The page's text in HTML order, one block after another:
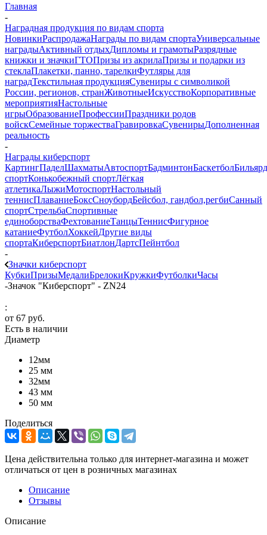
Главная
-
Наградная продукция по видам спорта
НовинкиРаспродажаНаграды по видам спортаУниверсальные
наградыАктивный отдыхДипломы и грамотыРазрядные
книжки и значкиГТОПризы из акрилаПризы и подарки из
стеклаПлакетки, панно, тарелкиФутляры для
наградТекстильная продукцияСувениры с символикой
России, регионов, странЖивотныеИскусствоКорпоративные
мероприятияНастольные
игрыОбразованиеПрофессииПраздники родов
войскСемейные торжестваГравировкаСувенирыДополненная
реальность
-
Награды киберспорт
КартингПаделШахматыАвтоспортБадминтонБаскетболБильярд
спортКонькобежный спортЛёгкая
атлетикаЛыжиМотоспортНастольный
теннисПлаваниеБоксСноубордБейсбол, гандбол,регбиСанный
спортСтрельбаСпортивные
единоборстваФехтованиеТанцыТеннисФигурное
катаниеФутболХоккейДругие виды
спортаКиберспортБиатлонДартсПейнтбол
-
Значки киберспорт
КубкиПризыМедалиБрелокиКружкиФутболкиЧасы
-Значок "Киберспорт" - ZN24
:
от 67 руб.
Есть в наличии
Диаметр
12мм
25 мм
32мм
43 мм
50 мм
Поделиться
Цена действительна только для интернет-магазина и может
отличаться от цен в розничных магазинах
Описание
Отзывы
Описание